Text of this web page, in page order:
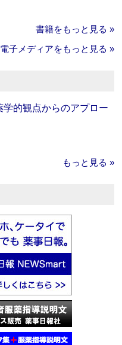
書籍をもっと見る »
電子メディアをもっと見る »
的観点からのアプロー
もっと見る »